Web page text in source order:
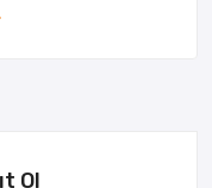
Ol